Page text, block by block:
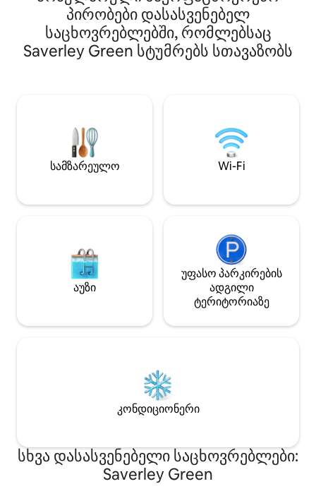
Განიტვირთეთ საკუთარი
ჟურნალისგან დამზადებული
სკანდინავიური ჰიდრომასაჟიანი აუზი,
რომელიც იდეალურია ბუნებაში ერთი
დღის შემდეგ ვარსკვლავებით
მოგზაურებისთვის, რომლებსაც სურთ
სიმშვიდე და ყოველდღიური
დასვენება. Ნამდვილი
არასტანდარტული განმარტოება.
პანორამული
ცნობილი
დასვენება
დაშორებით –
ოჯახებისთვის
კომფორტულად:
საწოლი +
პირობები დასასვენებელ
საცხოვრებლებში, რომლებსაც
Saverley Green სტუმრებს სთავაზობს
სამზარეულო Wi-Fi
აუზი
უფასო პარკირების
ადგილი
ტერიტორიაზე
კონდიციონერი
სხვა დასასვენებელი საცხოვრებლები:
Saverley Green